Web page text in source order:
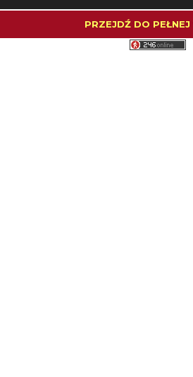
PRZEJDŹ DO PEŁNEJ